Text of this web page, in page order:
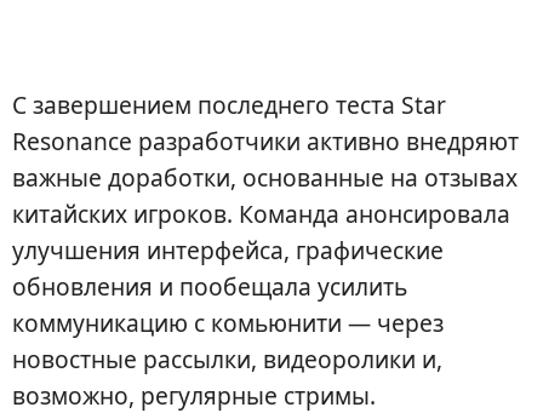
С завершением последнего теста Star
Resonance разработчики активно внедряют
важные доработки, основанные на отзывах
китайских игроков. Команда анонсировала
улучшения интерфейса, графические
обновления и пообещала усилить
коммуникацию с комьюнити — через
новостные рассылки, видеоролики и,
возможно, регулярные стримы.